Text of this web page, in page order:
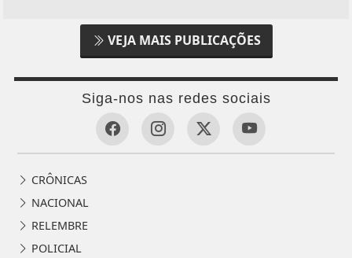
VEJA MAIS PUBLICAÇÕES
Siga-nos nas redes sociais
CRÔNICAS
NACIONAL
RELEMBRE
POLICIAL